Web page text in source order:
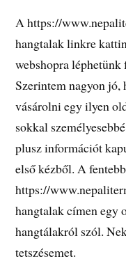
A https://
hangtalak linkre
webshopra léphetünk
Szerintem nagyon jó,
vásárolni egy ilyen
sokkal
plusz információt
első kézből. A
https://
hangtalak címen egy
hangtálakról szól.
tetszésemet.